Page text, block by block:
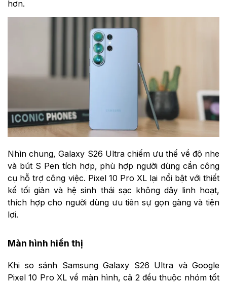
hơn.
Nhìn chung, Galaxy S26 Ultra chiếm ưu thế về độ nhẹ
và bút S Pen tích hợp, phù hợp người dùng cần công
cụ hỗ trợ công việc. Pixel 10 Pro XL lại nổi bật với thiết
kế tối giản và hệ sinh thái sạc không dây linh hoạt,
thích hợp cho người dùng ưu tiên sự gọn gàng và tiện
lợi.
Màn hình hiển thị
Khi so sánh Samsung Galaxy S26 Ultra và Google
Pixel 10 Pro XL về màn hình, cả 2 đều thuộc nhóm tốt